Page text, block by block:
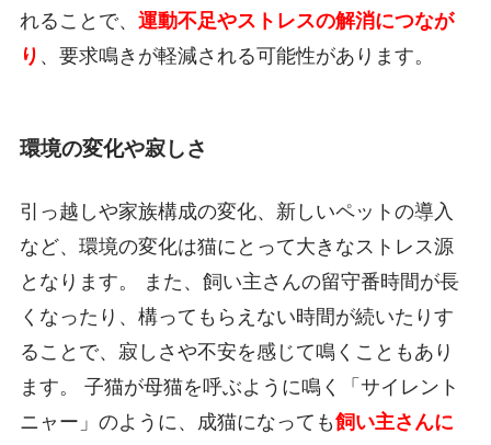
れることで、 運動不足やストレスの解消につなが
り 、要求鳴きが軽減される可能性があります。
環境の変化や寂しさ
引っ越しや家族構成の変化、新しいペットの導入
など、環境の変化は猫にとって大きなストレス源
となります。 また、飼い主さんの留守番時間が長
くなったり、構ってもらえない時間が続いたりす
ることで、寂しさや不安を感じて鳴くこともあり
ます。 子猫が母猫を呼ぶように鳴く「サイレント
ニャー」のように、成猫になっても飼い主さんに